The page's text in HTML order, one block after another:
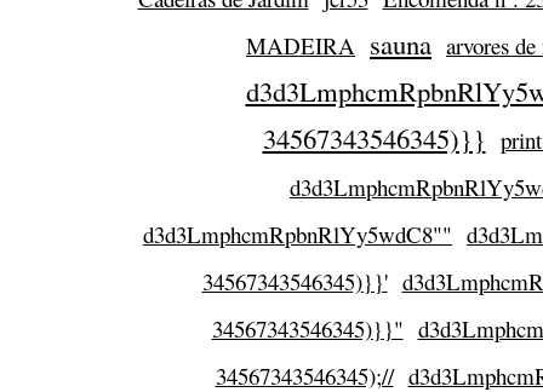
MADEIRA sauna arvores
34567343546345)}}
d3d3LmphcmRpbnRlYy5wdC8""
34567343546345)}}'
34567343546345)}}"
34567343546345);//